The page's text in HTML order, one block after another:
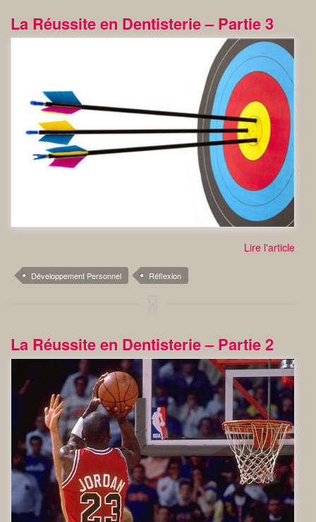
La Réussite en Dentisterie – Partie 3
Lire l'article
Développement Personnel Réflexion
La Réussite en Dentisterie – Partie 2